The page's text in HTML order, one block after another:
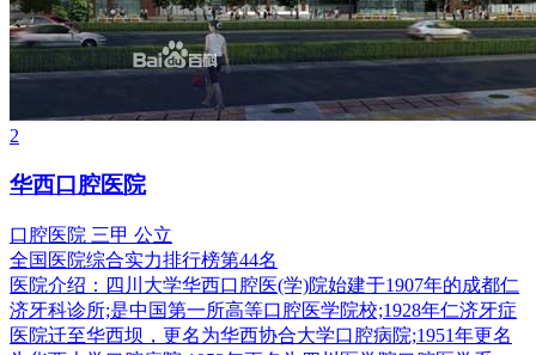
2
华西口腔医院
口腔医院 三甲 公立
全国医院综合实力排行榜第44名
医院介绍： 四川大学华西口腔医(学)院始建于1907年的成都仁
济牙科诊所;是中国第一所高等口腔医学院校;1928年仁济牙症
医院迁至华西坝，更名为华西协合大学口腔病院;1951年更名